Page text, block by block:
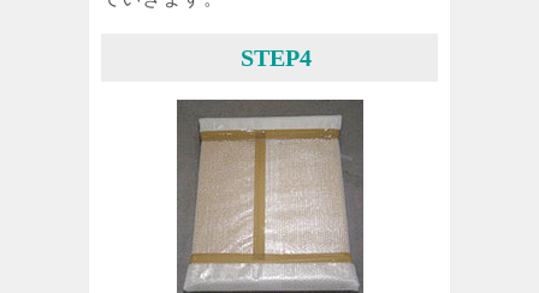
STEP4